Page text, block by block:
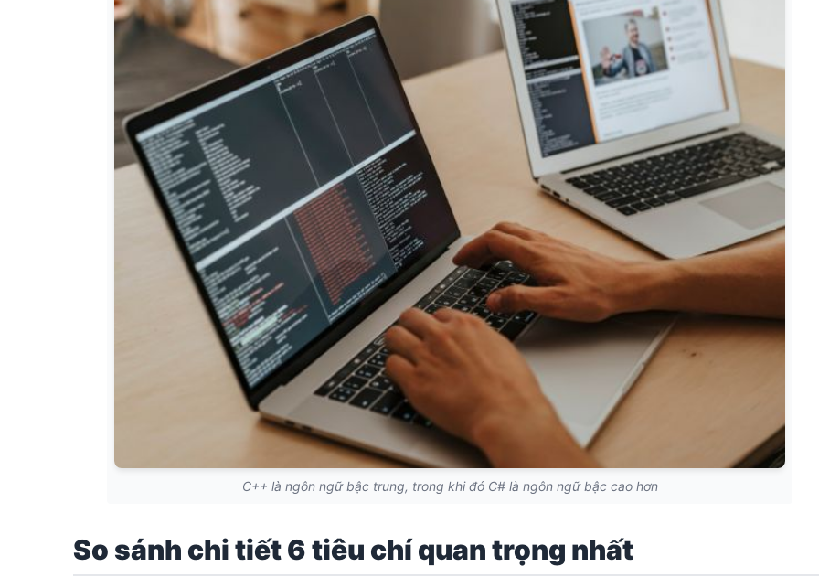
C++ là ngôn ngữ bậc trung, trong khi đó C# là ngôn ngữ bậc cao hơn
So sánh chi tiết 6 tiêu chí quan trọng nhất